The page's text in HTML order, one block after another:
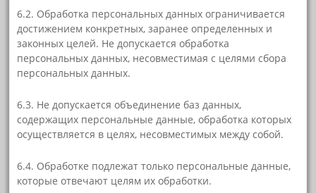
6.2. Обработка персональных данных ограничивается
достижением конкретных, заранее определенных и
законных целей. Не допускается обработка
персональных данных, несовместимая с целями сбора
персональных данных.
6.3. Не допускается объединение баз данных,
содержащих персональные данные, обработка которых
осуществляется в целях, несовместимых между собой.
6.4. Обработке подлежат только персональные данные,
которые отвечают целям их обработки.